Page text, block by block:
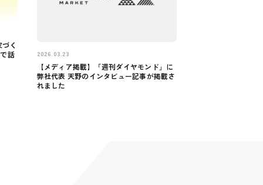
く
話
2026.03.23
【メディア掲載】「週刊ダイヤモンド」に
弊社代表 天野のインタビュー記事が掲載さ
れました